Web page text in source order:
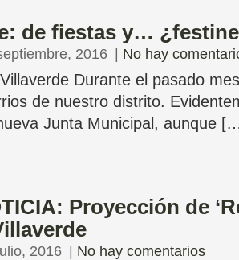
de fiestas y…
2016 No hay
Durante el pasado
de nuestro distrito.
Junta Municipal, aunque
Proyección de
2016 No hay comentarios